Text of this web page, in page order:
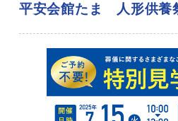
平安会館たま 人形供養